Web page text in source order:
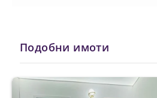
Подобни имоти